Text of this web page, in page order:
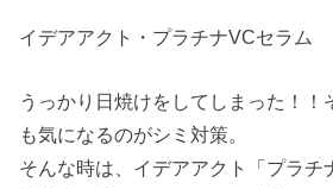
イデアアクト・プラチナVCセラム
うっかり日焼けをしてしまった！！
も気になるのがシミ対策。
そんな時は、イデアアクト「プラチ